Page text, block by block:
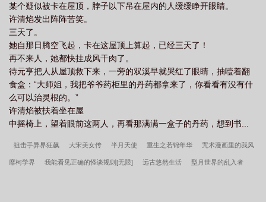
某个疑似被卡在屋顶，脖子以下吊在屋内的人缓缓睁开眼睛。
许清焰发出阵阵苦笑。
三天了。
她自那日腾空飞起，卡在这屋顶上算起，已经三天了！
再不来人，她都快挂成风干肉了。
待元亨把人从屋顶救下来，一旁的双溪早就哭红了眼睛，抽噎着翻
食盒：“大师姐，我把爷爷药柜里的丹药都拿来了，你看看有没有什
么可以治灵根的。”
许清焰被扶着坐在屋
中摇椅上，望着眼前这两人，再看那满满一盒子的丹药，想到书...
狙击手异界狂飙 大宋美女传 半月天使 重生之若锦年华 咒术漫画里的我风
靡柯学界 我能看见正确的怪谈规则[无限] 远古悠然生活 型月世界的乱入者